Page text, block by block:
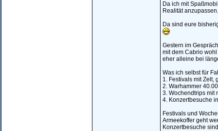
Da ich mit
Realität
Da sind eure
Gestern im
mit dem Cabrio
eher alleine bei
Was ich selbst für
1. Festivals mit Zelt,
2. Warhammer
3. Wochendtrips mit
4. Konzertbesuche
Festivals und
Armeekoffer geht
Konzertbesuche